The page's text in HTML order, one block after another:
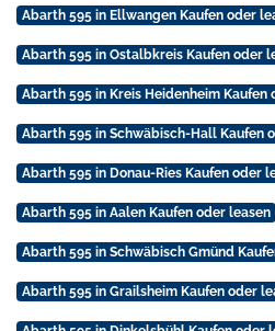
Abarth 595 in Ellwangen Kaufen oder
Abarth 595 in Ostalbkreis Kaufen oder
Abarth 595 in Kreis Heidenheim Kaufen
Abarth 595 in Schwäbisch-Hall Kaufen
Abarth 595 in Donau-Ries Kaufen oder
Abarth 595 in Aalen Kaufen oder leasen
Abarth 595 in Schwäbisch Gmünd
Abarth 595 in Grailsheim Kaufen oder